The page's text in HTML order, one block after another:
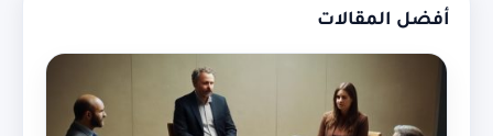
أفضل المقالات